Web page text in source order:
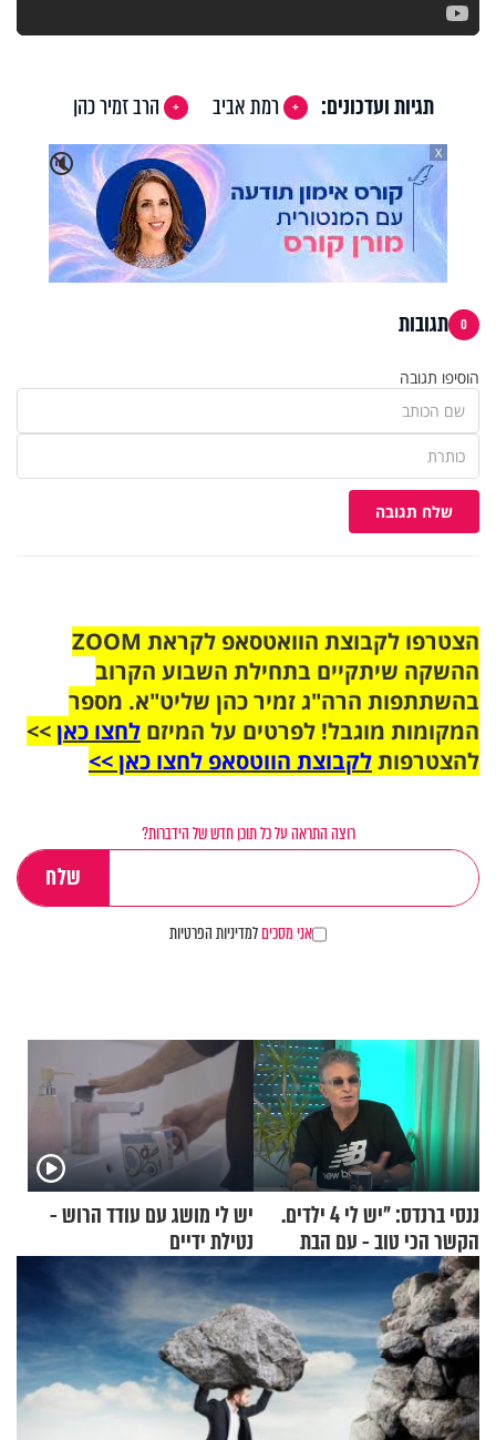
תגיות ועדכונים: רמת אביב
הרב זמיר כהן
🔇
X
0 תגובות
הוסיפו תגובה
שלח תגובה
הצטרפו לקבוצת הוואטסאפ לקראת ZOOM
ההשקה שיתקיים בתחילת השבוע הקרוב
בהשתתפות הרה"ג זמיר כהן שליט"א. מספר
המקומות מוגבל! לפרטים על המיזם לחצו כאן>>
להצטרפותלקבוצת הווטסאפ לחצו כאן >>
רוצה התראה על כל תוכן חדש של הידברות?
אני מסכיםלמדיניות הפרטיות
ננסי ברנדס: "יש לי 4 ילדים.
הקשר הכי טוב - עם הבת
החרדית"
יש לי מושג עם עודד הרוש -
נטילת ידיים